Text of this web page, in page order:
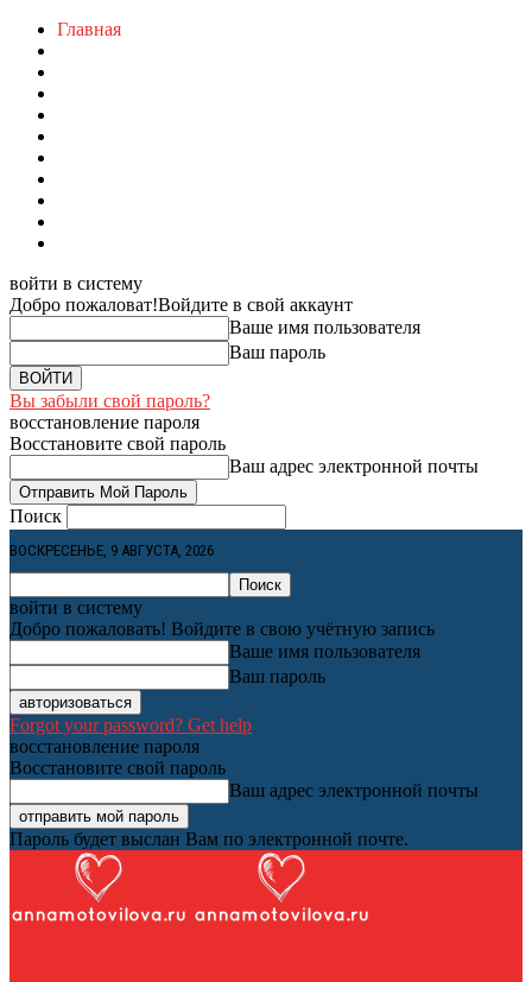
Главная
войти в систему
Добро пожаловат!Войдите в свой аккаунт
Ваше имя пользователя
Ваш пароль
Вы забыли свой пароль?
восстановление пароля
Восстановите свой пароль
Ваш адрес электронной почты
Поиск
ВОСКРЕСЕНЬЕ, 9 АВГУСТА, 2026
войти в систему
Добро пожаловать! Войдите в свою учётную запись
Ваше имя пользователя
Ваш пароль
Forgot your password? Get help
восстановление пароля
Восстановите свой пароль
Ваш адрес электронной почты
Пароль будет выслан Вам по электронной почте.